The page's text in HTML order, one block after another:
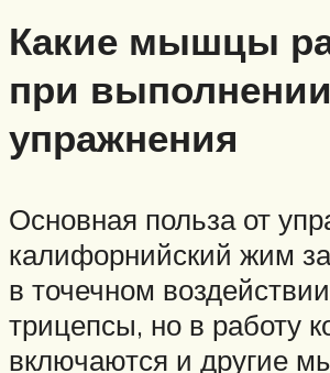
Какие мышцы
при выполнении
упражнения
Основная польза от
калифорнийский жим
в точечном
трицепсы, но в работу
включаются и другие